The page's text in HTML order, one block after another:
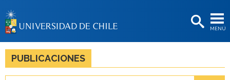
MENÚ
BIBLIOTECAS
LA UNIVERSIDAD
PUBLICACIONES